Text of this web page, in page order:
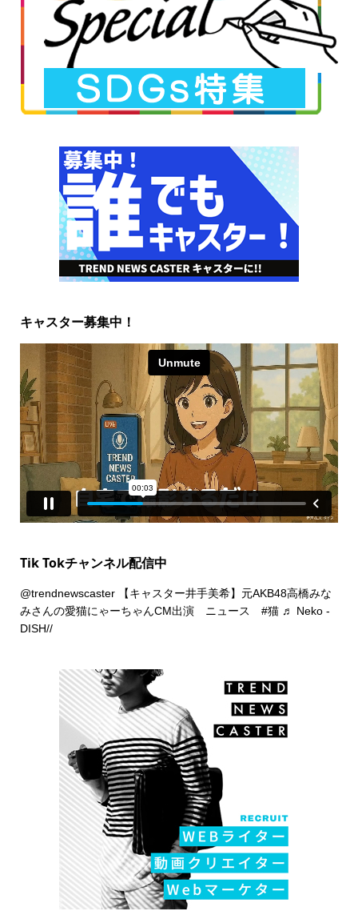
キャスター募集中！
Tik Tokチャンネル配信中
@trendnewscaster【キャスター井手美希】元AKB48高橋みな
みさんの愛猫にゃーちゃんCM出演 ニュース #猫 ♬ Neko -
DISH//